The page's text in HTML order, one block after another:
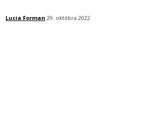
Lucia Forman 29. októbra 2022